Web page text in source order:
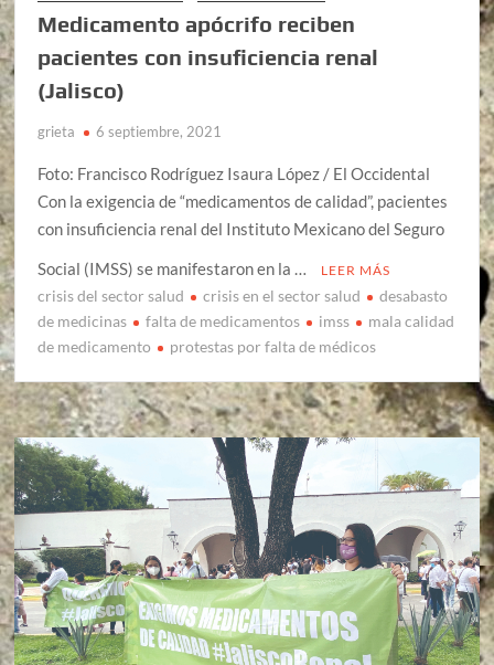
Medicamento apócrifo reciben
pacientes con insuficiencia renal
(Jalisco)
grieta 6 septiembre, 2021
Foto: Francisco Rodríguez Isaura López / El Occidental
Con la exigencia de “medicamentos de calidad”, pacientes
con insuficiencia renal del Instituto Mexicano del Seguro
Social (IMSS) se manifestaron en la …
LEER MÁS
crisis del sector salud crisis en el sector salud
desabasto
de medicinas
falta de medicamentos imss
mala calidad
de medicamento
protestas por falta de médicos